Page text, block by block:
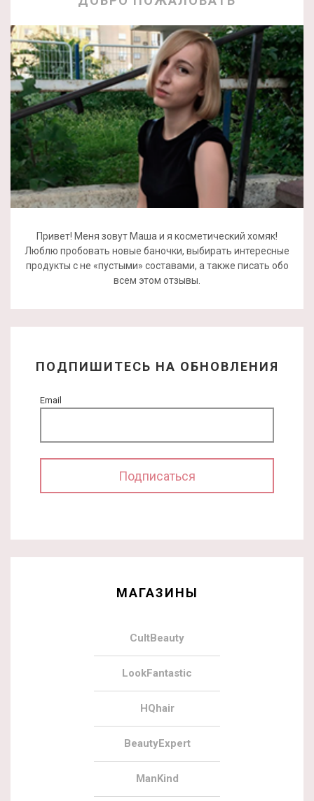
Привет! Меня зовут Маша и я косметический хомяк!
Люблю пробовать новые баночки, выбирать интересные
продукты с не «пустыми» составами, а также писать обо
всем этом отзывы.
ПОДПИШИТЕСЬ НА ОБНОВЛЕНИЯ
Email
МАГАЗИНЫ
CultBeauty
LookFantastic
HQhair
BeautyExpert
ManKind